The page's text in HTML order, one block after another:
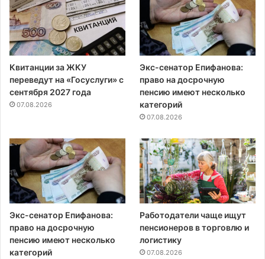
Квитанции за ЖКУ
переведут на «Госуслуги» с
сентября 2027 года
07.08.2026
Экс-сенатор Епифанова:
право на досрочную
пенсию имеют несколько
категорий
07.08.2026
Экс-сенатор Епифанова:
право на досрочную
пенсию имеют несколько
категорий
Работодатели чаще ищут
пенсионеров в торговлю и
логистику
07.08.2026